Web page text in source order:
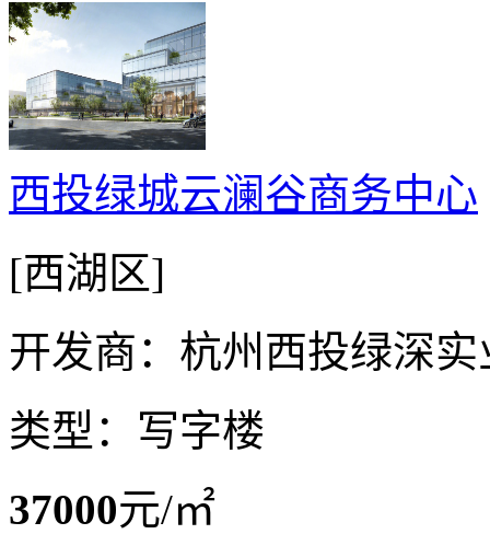
西投绿城云澜谷商务中心
[西湖区]
开发商：杭州西投绿深
类型：写字楼
37000元/㎡